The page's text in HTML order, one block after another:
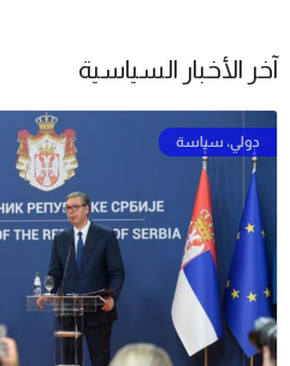
آخر الأخبار السياسية